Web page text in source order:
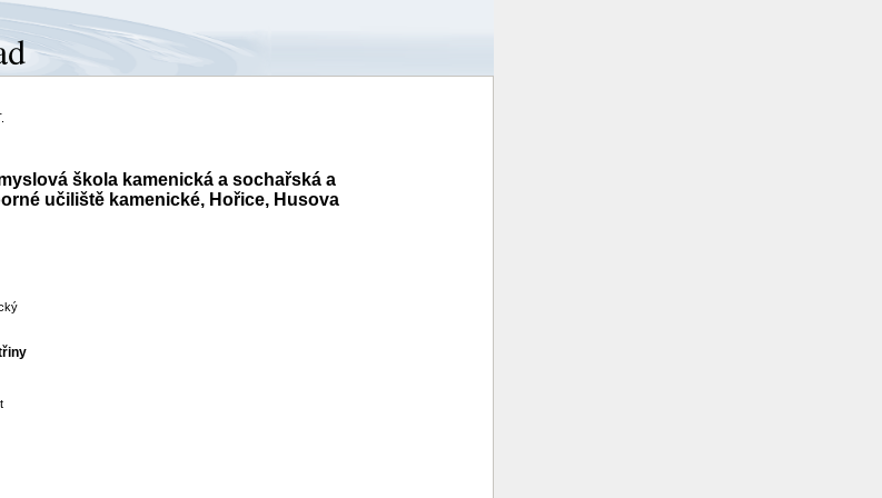
škola kamenická a sochařská a
učiliště kamenické, Hořice, Husova